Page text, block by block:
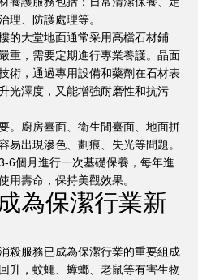
理、防護處理等。
的大堂地面通常采用高檔石材鋪
重，需要定期進行專業養護。晶面
術，通過專用設備和藥劑在石材表
光澤度，又能增強耐磨性和抗污
。廚房臺面、衛生間臺面、地面拼
易出現滲色、劃痕、失光等問題。
6個月進行一次基礎保養，每年進
用壽命，保持美觀效果。
為保潔行業新
殺服務已成為保潔行業的重要組成
升，蚊蠅、蟑螂、老鼠等有害生物